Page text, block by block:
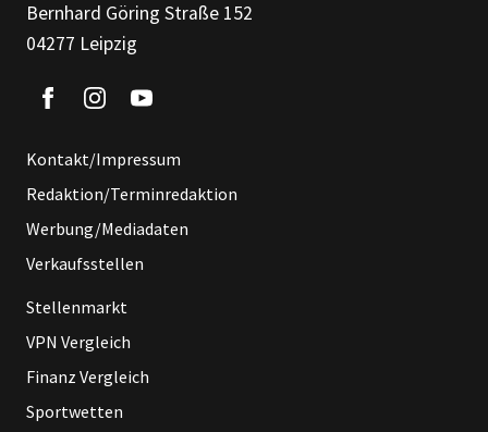
Bernhard Göring Straße 152
04277 Leipzig
Kontakt/Impressum
Redaktion/Terminredaktion
Werbung/Mediadaten
Verkaufsstellen
Stellenmarkt
VPN Vergleich
Finanz Vergleich
Sportwetten